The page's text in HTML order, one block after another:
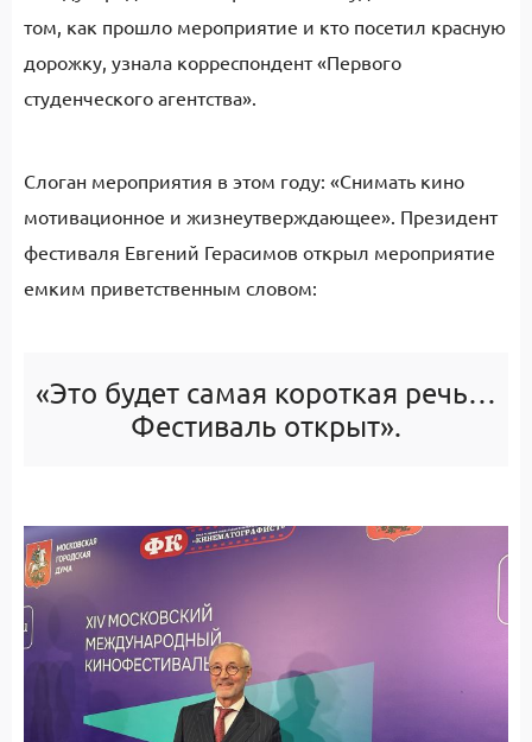
том, как прошло мероприятие и кто посетил красную
дорожку, узнала корреспондент «Первого
студенческого агентства».
Слоган мероприятия в этом году: «Снимать кино
мотивационное и жизнеутверждающее». Президент
фестиваля Евгений Герасимов открыл мероприятие
емким приветственным словом:
«Это будет самая короткая речь…
Фестиваль открыт».